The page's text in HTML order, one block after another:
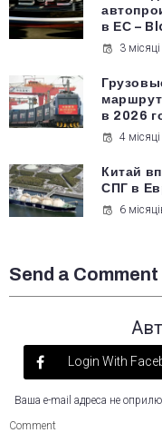
в ЕС –
3
в 2026
4
Китай
СПГ в
6
Send a Comment
Login With
Ваша e-mail адреса не
Comment